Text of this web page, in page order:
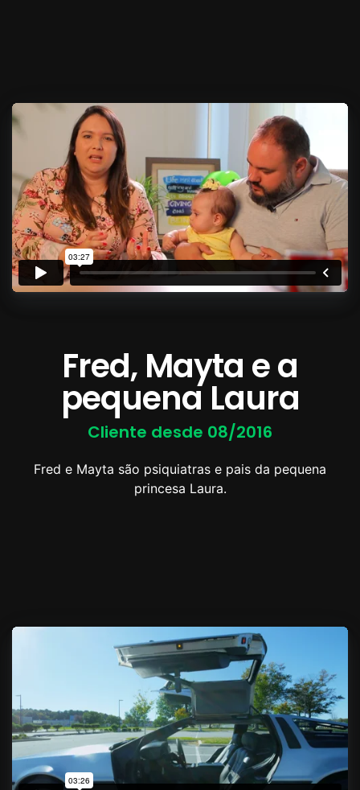
Fred, Mayta e a
pequena Laura
Cliente desde 08/2016
Fred e Mayta são psiquiatras e pais da pequena
princesa Laura.